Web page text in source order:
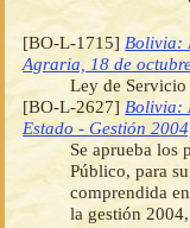
[BO-L-1715] Bolivia:
Agraria, 18 de
Ley de
[BO-L-2627] Bolivia:
Estado - Gestión
Se aprueba los
Público, para
comprendida
la gestión